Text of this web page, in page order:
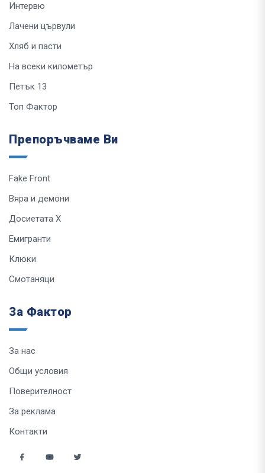
Интервю
Лачени цървули
Хляб и пасти
На всеки километър
Петък 13
Топ Фактор
Препоръчваме Ви
Fake Front
Вяра и демони
Досиетата Х
Емигранти
Клюки
Смотаняци
За Фактор
За нас
Общи условия
Поверителност
За реклама
Контакти